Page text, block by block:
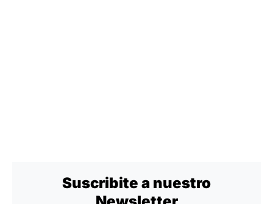
Suscribite a nuestro